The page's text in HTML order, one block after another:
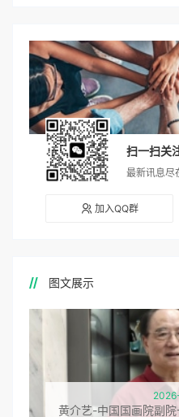
扫一扫关
最新讯息尽
加入QQ群
图文展示
黄介艺-中国国画院副